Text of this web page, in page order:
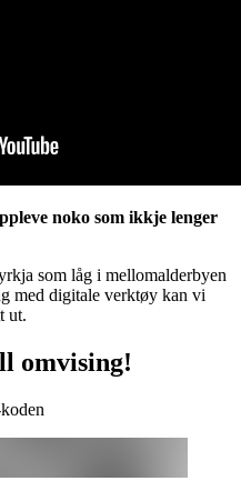
noko som ikkje lenger
som låg i mellomalderbyen
med digitale verktøy kan vi
ut.
omvising!